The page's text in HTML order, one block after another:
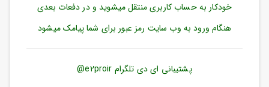
مندی
ها
خودکار به حساب کاربری منتقل میشوید و در دفعات بعدی
هنگام ورود به وب سایت رمز عبور برای شما پیامک میشود
پشتیبانی ای دی تلگرام e2proir@